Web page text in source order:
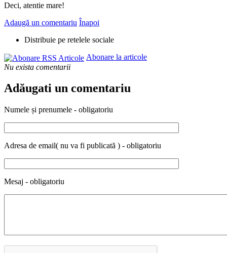
Deci, atentie mare!
Adaugă un comentariu Înapoi
Distribuie pe retelele sociale
Abonare la articole
Nu exista comentarii
Adăugati un comentariu
Numele și prenumele - obligatoriu
Adresa de email( nu va fi publicată ) - obligatoriu
Mesaj - obligatoriu